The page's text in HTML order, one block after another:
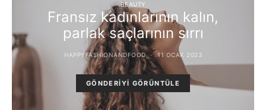
BEAUTY
Fransız kadınlarının kalın,
parlak saçlarının sırrı
HAPPYFASHIONANDFOOD 11 OCAK 2023
GÖNDERIYI GÖRÜNTÜLE